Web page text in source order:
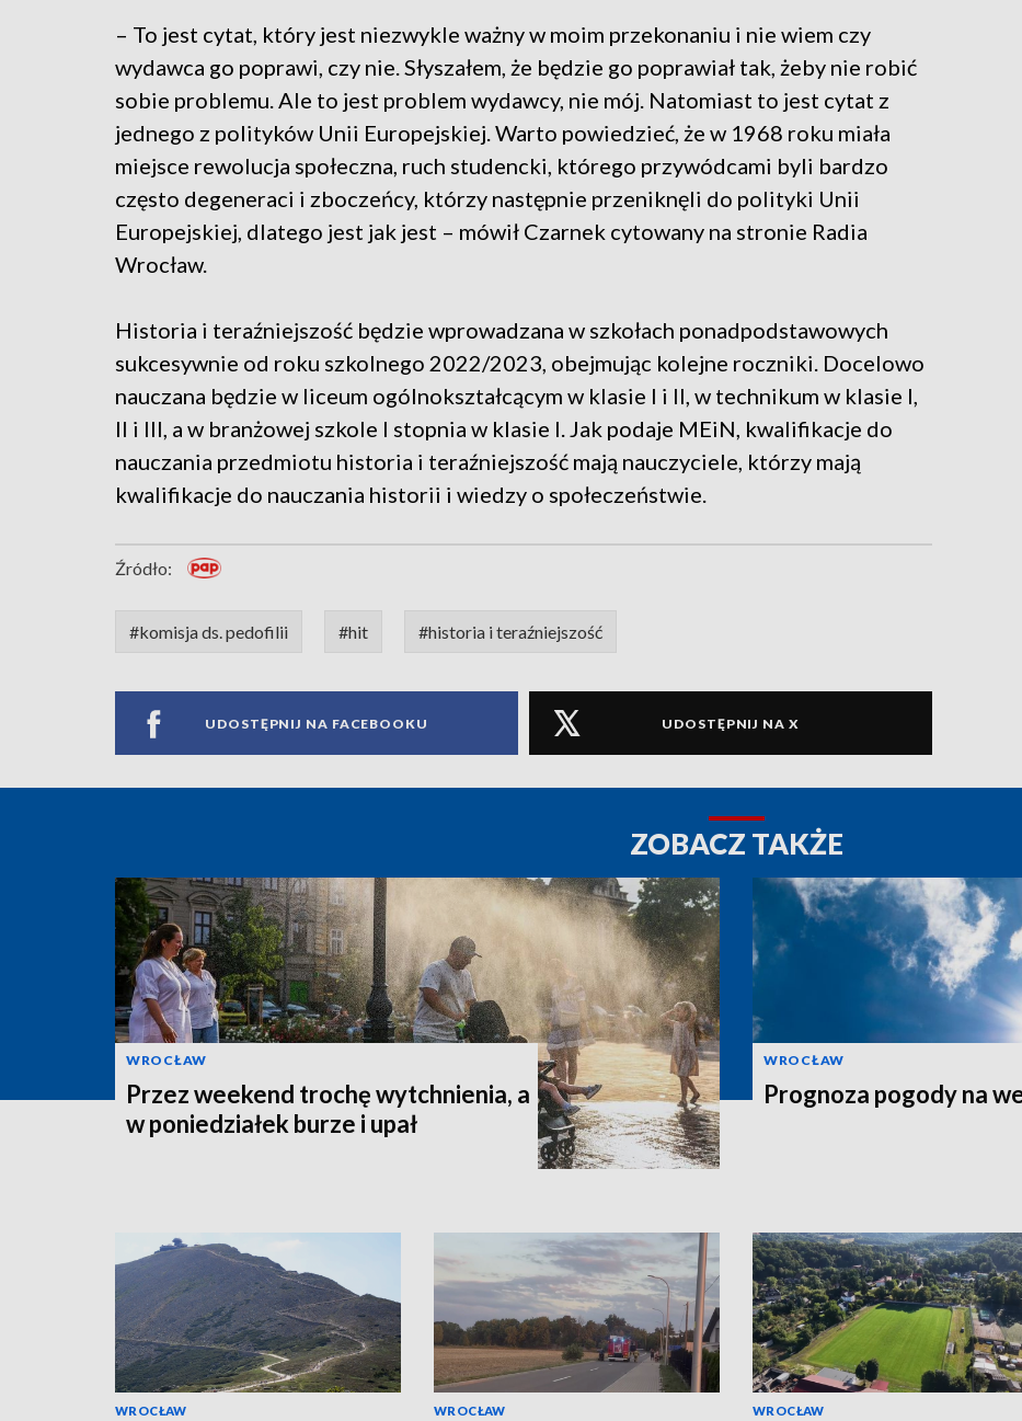
– To jest cytat, który jest niezwykle ważny w moim przekonaniu i nie wiem czy
wydawca go poprawi, czy nie. Słyszałem, że będzie go poprawiał tak, żeby nie robić
sobie problemu. Ale to jest problem wydawcy, nie mój. Natomiast to jest cytat z
jednego z polityków Unii Europejskiej. Warto powiedzieć, że w 1968 roku miała
miejsce rewolucja społeczna, ruch studencki, którego przywódcami byli bardzo
często degeneraci i zboczeńcy, którzy następnie przeniknęli do polityki Unii
Europejskiej, dlatego jest jak jest – mówił Czarnek cytowany na stronie Radia
Wrocław.
Historia i teraźniejszość będzie wprowadzana w szkołach ponadpodstawowych
sukcesywnie od roku szkolnego 2022/2023, obejmując kolejne roczniki. Docelowo
nauczana będzie w liceum ogólnokształcącym w klasie I i II, w technikum w klasie I,
II i III, a w branżowej szkole I stopnia w klasie I. Jak podaje MEiN, kwalifikacje do
nauczania przedmiotu historia i teraźniejszość mają nauczyciele, którzy mają
kwalifikacje do nauczania historii i wiedzy o społeczeństwie.
Źródło:
#komisja ds. pedofilii #hit #historia i teraźniejszość
UDOSTĘPNIJ NA FACEBOOKU UDOSTĘPNIJ NA X
ZOBACZ TAKŻE
WROCŁAW
Przez weekend trochę wytchnienia, a
w poniedziałek burze i upał
WROCŁAW
Prognoza pogody na
WROCŁAW WROCŁAW WROCŁAW